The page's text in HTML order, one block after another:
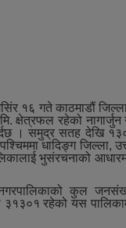
१६ गते काठमाडौं
क्षेत्रफल रहेको
। समुद्र सतह देखि
धादिङ्ग जिल्ला,
भुसंरचनाको
कुल
रहेको यस